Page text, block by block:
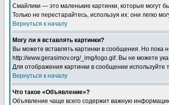
Смайлики — это маленькие картинки, которые могут
Только не перестарайтесь, используя их: они легко
Вернуться к началу
Могу ли я вставлять картинки?
Вы можете вставлять картинки в сообщения. Но пока
http://www.gerasimov.org/_img/logo.gif. Вы не можете
Для отображения картинки в сообщении используйте
Вернуться к началу
Что такое «Объявление»?
Объявление чаще всего содержит важную